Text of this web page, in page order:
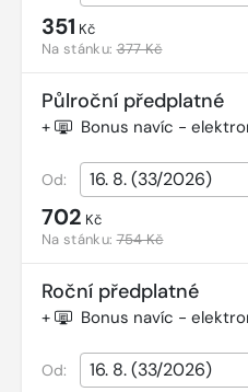
351 Kč
Na stánku:377 Kč
Půlroční předplatné
+ Bonus navíc -
Od:
702 Kč
Na stánku:754 Kč
Roční předplatné
+ Bonus navíc -
Od: